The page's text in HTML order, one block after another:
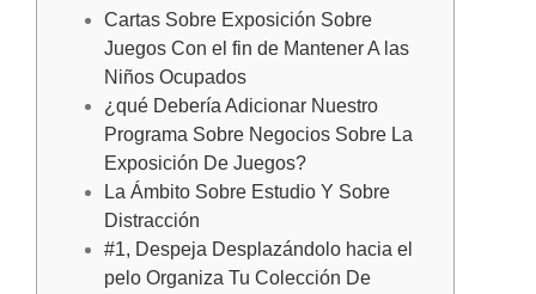
Cartas Sobre Exposición Sobre
Juegos Con el fin de Mantener A las
Niños Ocupados
¿qué Debería Adicionar Nuestro
Programa Sobre Negocios Sobre La
Exposición De Juegos?
La Ámbito Sobre Estudio Y Sobre
Distracción
#1, Despeja Desplazándolo hacia el
pelo Organiza Tu Colección De